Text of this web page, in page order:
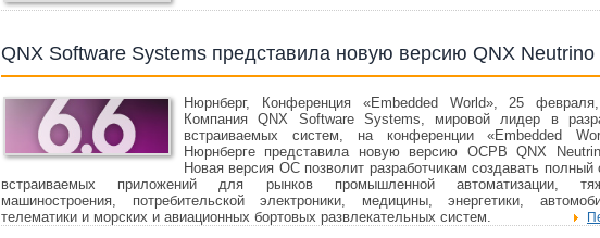
QNX Software Systems представила новую версию QNX Neutrino
Нюрнберг, Конференция «Embedded World», 25
Компания QNX Software Systems, мировой лидер в
встраиваемых систем, на конференции «Embedded
Нюрнберге представила новую версию ОСРВ QNX
Новая версия ОС позволит разработчикам создавать полный
встраиваемых приложений для рынков промышленной автоматизации,
машиностроения, потребительской электроники, медицины, энергетики,
телематики и морских и авиационных бортовых развлекательных систем.